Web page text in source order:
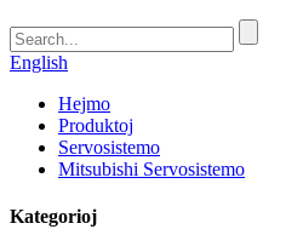
English
Hejmo
Produktoj
Servosistemo
Mitsubishi Servosistemo
Kategorioj